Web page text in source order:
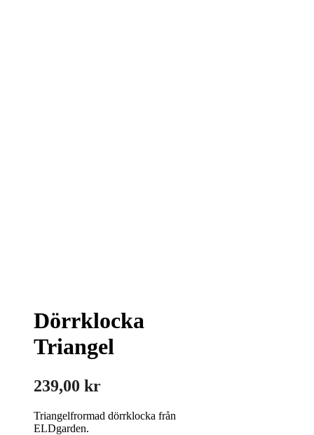
Dörrklocka
Triangel
239,00 kr
Triangelfrormad dörrklocka från
ELDgarden.